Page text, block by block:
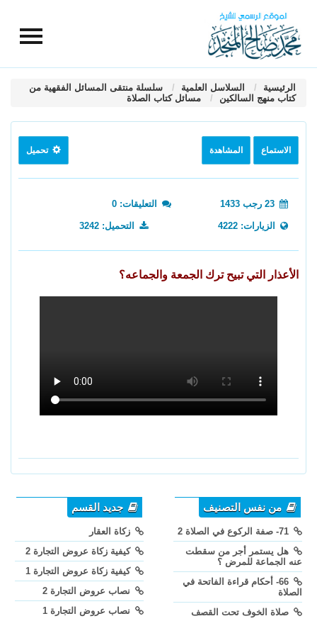
الرئيسية السلاسل العلمية
سلسلة منتقى المسائل الفقهية من
كتاب منهج السالكين
مسائل كتاب الصلاة
الاستماع المشاهدة تحميل
التعليقات: 0
الزيارات: 4222 التحميل: 3242
الأعذار التي تبيح ترك الجمعة والجماعه؟
من نفس التصنيف
هل يستمر أجر من سقطت
عنه الجماعة للمرض ؟
66- أحكام قراءة الفاتحة في
الصلاة
صلاة الخوف تحت القصف
جديد القسم
زكاة العقار
كيفية زكاة عروض التجارة 2
كيفية زكاة عروض التجارة 1
نصاب عروض التجارة 2
نصاب عروض التجارة 1